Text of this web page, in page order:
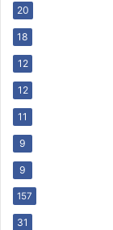
20
18
12
12
11
9
9
157
31